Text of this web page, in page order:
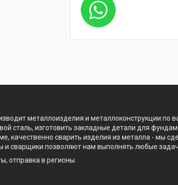
металлоизделия и металлоконструкции
сталь, изготовить закладные детали для
качественно сварить изделия из металла - мы
и сварщики позволяют нам выполнять любые
отправка в регионы.